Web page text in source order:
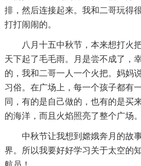
排，然后连接起来。我和二哥玩得
打打闹闹的。
八月十五中秋节，本来想打火
天下起了毛毛雨。月是尝不成了，
的，我和二哥一人一个火把。妈妈
习俗。在广场上，每一个孩子都有
同，有的是自己做的，也有的是买
的海洋，而且火焰照亮了整个广场。
中秋节让我想到嫦娥奔月的故
界。所以我要好好学习关于太空的